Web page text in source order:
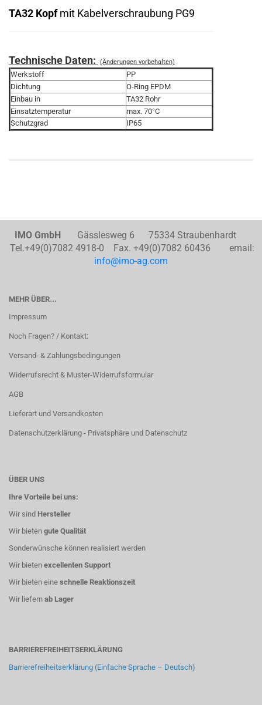
TA32 Kopfmit Kabelverschraubung PG9
Technische Daten: (Änderungen vorbehalten)
Werkstoff
PP
Dichtung
O-Ring EPDM
Einbau in
TA32 Rohr
Einsatztemperatur
max. 70°C
Schutzgrad
IP65
IMO GmbHGässlesweg 6 75334 Straubenhardt
Tel.+49(0)7082 4918-0 Fax. +49(0)7082 60436 email:
info@imo-ag.com
MEHR ÜBER...
Impressum
Noch Fragen? / Kontakt:
Versand- & Zahlungsbedingungen
Widerrufsrecht & Muster-Widerrufsformular
AGB
Lieferart und Versandkosten
Datenschutzerklärung - Privatsphäre und Datenschutz
ÜBER UNS
Ihre Vorteile bei uns:
Wir sind Hersteller
Wir bieten gute Qualität
Sonderwünsche können realisiert werden
Wir bieten excellenten Support
Wir bieten eine schnelle Reaktionszeit
Wir liefern ab Lager
BARRIEREFREIHEITSERKLÄRUNG
Barrierefreiheitserklärung (Einfache Sprache – Deutsch)